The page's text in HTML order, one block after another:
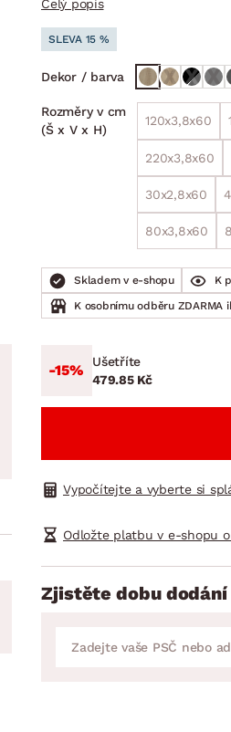
Celý popis
SLEVA 15 %
Dekor / barva
Rozměry v cm
(Š x V x H)
120x3,8x60
220x3,8x60
30x2,8x60
80x3,8x60
Skladem v e-shopu K
K osobnímu odběru ZDARMA
-15%
Ušetříte
479.85 Kč
Vypočítejte a vyberte si
Odložte platbu v e-shopu
Zjistěte dobu